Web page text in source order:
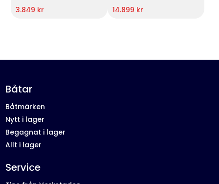
3.849 kr 14.899 kr
Båtar
Båtmärken
Nytt i lager
Begagnat i lager
Allt i lager
Service